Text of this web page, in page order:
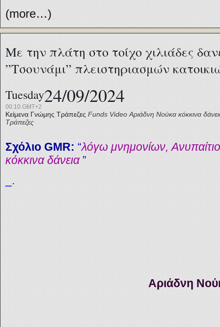
(more…)
Με την πλάτη στο τοίχο χιλιάδες
”Τσουνάμι” πλειστηριασμών
Tuesday24/09/2024
00:10 GMT+2
Κείμενα Γνώμης Τράπεζες Funds Video Αριάδνη Nούκα κόκκινα
Τράπεζες
Σχόλιο GMR: “λόγω μνημονίων,
κόκκινα δάνεια”
_.
Αριάδνη